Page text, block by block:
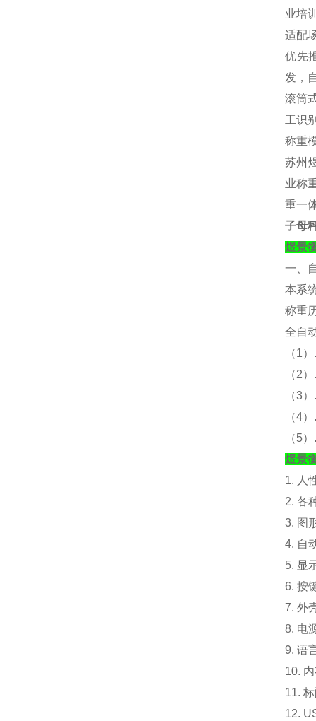
业培
适配
优先
发，
滚筒
工识
称重
苏州
业称
重一
子母
煜景
一、
本系
称重
全自
（1
（2
（3）
（4）
（5
煜景
1. 人
2. 各
3. 图
4. 自
5. 显
6. 按
7. 外
8. 电
9. 语
10.
11.
12.